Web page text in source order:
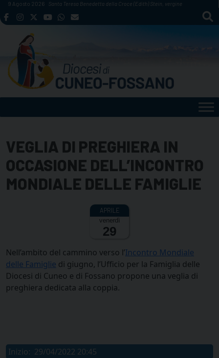
Skip
to
9 Agosto 2026 Santa Teresa Benedetta della Croce (Edith) Stein, vergine
VEGLIA DI PREGHIERA IN
OCCASIONE DELL’INCONTRO
MONDIALE DELLE FAMIGLIE
venerdì
29
Nell’ambito del cammino verso l’Incontro Mondiale
delle Famiglie di giugno, l’Ufficio per la Famiglia delle
Diocesi di Cuneo e di Fossano propone una veglia di
preghiera dedicata alla coppia.
Inizio: 29/04/2022 20:45